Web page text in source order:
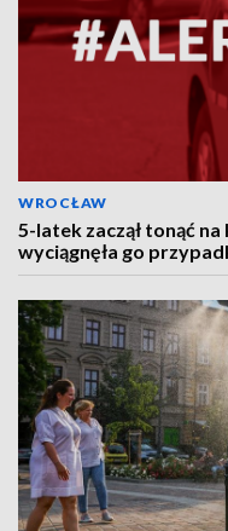
WROCŁAW
5-latek zaczął tonąć
wyciągnęła go